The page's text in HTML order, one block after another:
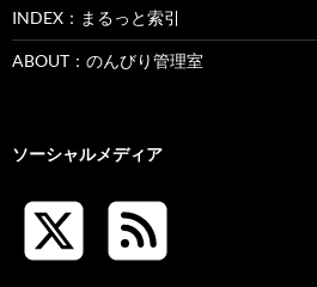
INDEX：まるっと索引
ABOUT：のんびり管理室
ソーシャルメディア